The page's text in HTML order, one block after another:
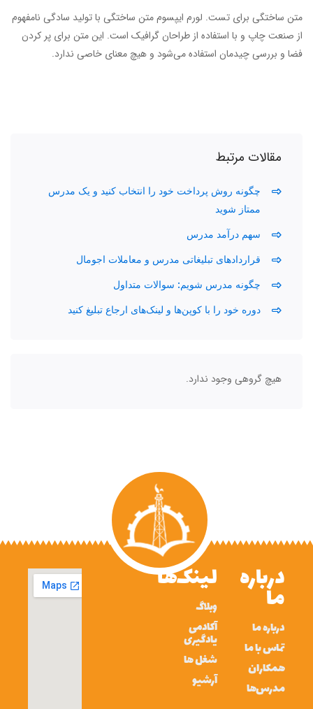
متن ساختگی برای تست. لورم ایپسوم متن ساختگی با تولید سادگی نامفهوم
از صنعت چاپ و با استفاده از طراحان گرافیک است. این متن برای پر کردن
فضا و بررسی چیدمان استفاده می‌شود و هیچ معنای خاصی ندارد.
مقالات مرتبط
چگونه روش پرداخت خود را انتخاب کنید و یک مدرس
ممتاز شوید
سهم درآمد مدرس
قراردادهای تبلیغاتی مدرس و معاملات اجومال
چگونه مدرس شویم: سوالات متداول
دوره خود را با کوپن‌ها و لینک‌های ارجاع تبلیغ کنید
هیچ گروهی وجود ندارد.
درباره
ما
درباره ما
تماس با ما
همکاران
مدرس‌ها
لینک‌ها
وبلاگ
آکادمی
یادگیری
شغل ها
آرشیو